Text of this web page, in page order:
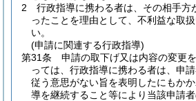
2
行政指導に携わる者は、その相手方
ったことを理由として、不利益な取
い。
(申請に関連する行政指導)
第31条
申請の取下げ又は内容の変更
っては、行政指導に携わる者は、申
従う意思がない旨を表明したにもか
導を継続すること等により当該申請